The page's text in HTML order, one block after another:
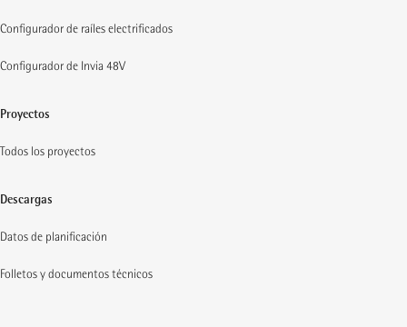
Configurador de raíles electrificados
Configurador de Invia 48V
Proyectos
Todos los proyectos
Descargas
Datos de planificación
Folletos y documentos técnicos